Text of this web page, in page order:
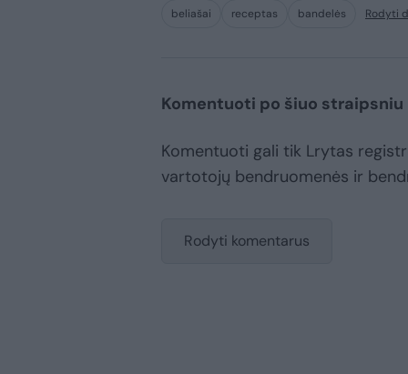
beliašai receptas bandelės Rodyti
Komentuoti po šiuo straipsniu
Komentuoti gali tik Lrytas
vartotojų bendruomenės ir
Rodyti komentarus